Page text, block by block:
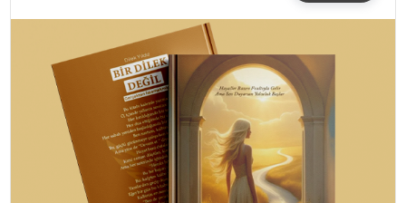
YAŞAM